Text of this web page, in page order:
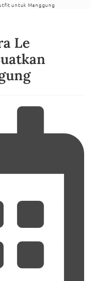
untuk Manggung
Le